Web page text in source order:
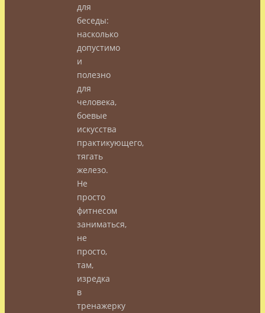
для
беседы:
насколько
допустимо
и
полезно
для
человека,
боевые
искусства
практикующего,
тягать
железо.
Не
просто
фитнесом
заниматься,
не
просто,
там,
изредка
в
тренажерку